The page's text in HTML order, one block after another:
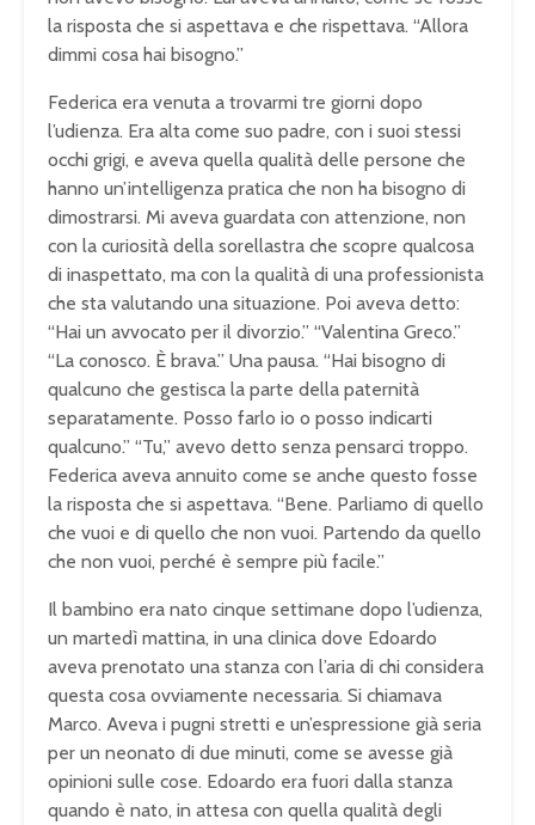
la risposta che si aspettava e che rispettava. “Allora
dimmi cosa hai bisogno.”
Federica era venuta a trovarmi tre giorni dopo
l’udienza. Era alta come suo padre, con i suoi stessi
occhi grigi, e aveva quella qualità delle persone che
hanno un’intelligenza pratica che non ha bisogno di
dimostrarsi. Mi aveva guardata con attenzione, non
con la curiosità della sorellastra che scopre qualcosa
di inaspettato, ma con la qualità di una professionista
che sta valutando una situazione. Poi aveva detto:
“Hai un avvocato per il divorzio.” “Valentina Greco.”
“La conosco. È brava.” Una pausa. “Hai bisogno di
qualcuno che gestisca la parte della paternità
separatamente. Posso farlo io o posso indicarti
qualcuno.” “Tu,” avevo detto senza pensarci troppo.
Federica aveva annuito come se anche questo fosse
la risposta che si aspettava. “Bene. Parliamo di quello
che vuoi e di quello che non vuoi. Partendo da quello
che non vuoi, perché è sempre più facile.”
Il bambino era nato cinque settimane dopo l’udienza,
un martedì mattina, in una clinica dove Edoardo
aveva prenotato una stanza con l’aria di chi considera
questa cosa ovviamente necessaria. Si chiamava
Marco. Aveva i pugni stretti e un’espressione già seria
per un neonato di due minuti, come se avesse già
opinioni sulle cose. Edoardo era fuori dalla stanza
quando è nato, in attesa con quella qualità degli